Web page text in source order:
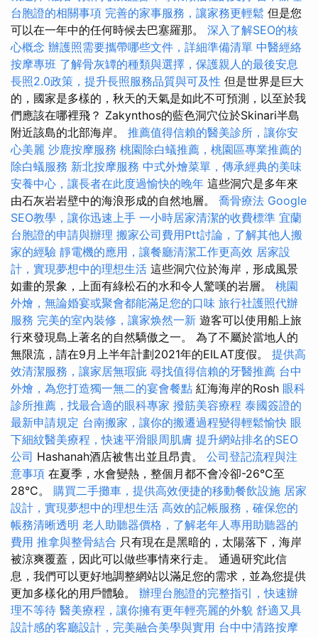
台胞證的相關事項 完善的家事服務，讓家務更輕鬆 但是您
可以在一年中的任何時候去巴塞羅那。 深入了解SEO的核
心概念 辦護照需要攜帶哪些文件，詳細準備清單 中醫經絡
按摩專班 了解骨灰罈的種類與選擇，保護親人的最後安息
長照2.0政策，提升長照服務品質與可及性 但是世界是巨大
的，國家是多樣的，秋天的天氣是如此不可預測，以至於我
們應該在哪裡飛？ Zakynthos的藍色洞穴位於Skinari半島
附近該島的北部海岸。 推薦值得信賴的醫美診所，讓你安
心美麗 沙鹿按摩服務 桃園除白蟻推薦，桃園區專業推薦的
除白蟻服務 新北按摩服務 中式外燴菜單，傳承經典的美味
安養中心，讓長者在此度過愉快的晚年 這些洞穴是多年來
由石灰岩岩壁中的海浪形成的自然地層。 喬骨療法 Google
SEO教學，讓你迅速上手 一小時居家清潔的收費標準 宜蘭
台胞證的申請與辦理 搬家公司費用Ptt討論，了解其他人搬
家的經驗 靜電機的應用，讓餐廳清潔工作更高效 居家設
計，實現夢想中的理想生活 這些洞穴位於海岸，形成風景
如畫的景象，上面有綠松石的水和令人驚嘆的岩層。 桃園
外燴，無論婚宴或聚會都能滿足您的口味 旅行社護照代辦
服務 完美的室內裝修，讓家焕然一新 遊客可以使用船上旅
行來發現島上著名的自然驕傲之一。 為了不屬於當地人的
無限流，請在9月上半年計劃2021年的EILAT度假。 提供高
效清潔服務，讓家居無瑕疵 尋找值得信賴的牙醫推薦 台中
外燴，為您打造獨一無二的宴會餐點 紅海海岸的Rosh 眼科
診所推薦，找最合適的眼科專家 撥筋美容療程 泰國簽證的
最新申請規定 台南搬家，讓你的搬遷過程變得輕鬆愉快 眼
下細紋醫美療程，快速平滑眼周肌膚 提升網站排名的SEO
公司 Hashanah酒店被售出並且昂貴。 公司登記流程與注
意事項 在夏季，水會變熱，整個月都不會冷卻-26°C至
28°C。 購買二手攤車，提供高效便捷的移動餐飲設施 居家
設計，實現夢想中的理想生活 高效的記帳服務，確保您的
帳務清晰透明 老人助聽器價格，了解老年人專用助聽器的
費用 推拿與整骨結合 只有現在是黑暗的，太陽落下，海岸
被涼爽覆蓋，因此可以做些事情來行走。 通過研究此信
息，我們可以更好地調整網站以滿足您的需求，並為您提供
更加多樣化的用戶體驗。 辦理台胞證的完整指引，快速辦
理不等待 醫美療程，讓你擁有更年輕亮麗的外貌 舒適又具
設計感的客廳設計，完美融合美學與實用 台中中清路按摩